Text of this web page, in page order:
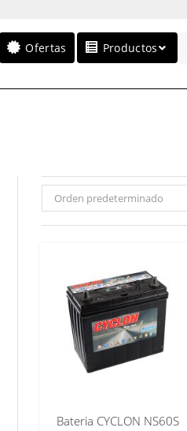
Ofertas Productos
Orden predeterminado
Bateria CYCLON NS60S